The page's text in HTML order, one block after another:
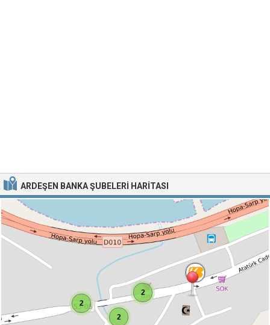
ARDEŞEN BANKA ŞUBELERI HARITASI
2
2
2